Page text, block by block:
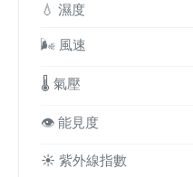
💧 濕度
🌬️ 風速
🌡️ 氣壓
👁️ 能見度
☀️ 紫外線指數